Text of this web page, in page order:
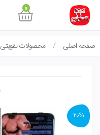
صفحه اصلی محصولات تقویتی
20%
0